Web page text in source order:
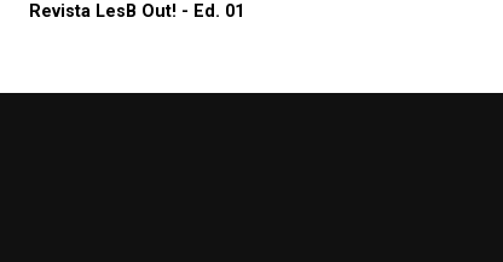
Revista LesB Out! - Ed. 01